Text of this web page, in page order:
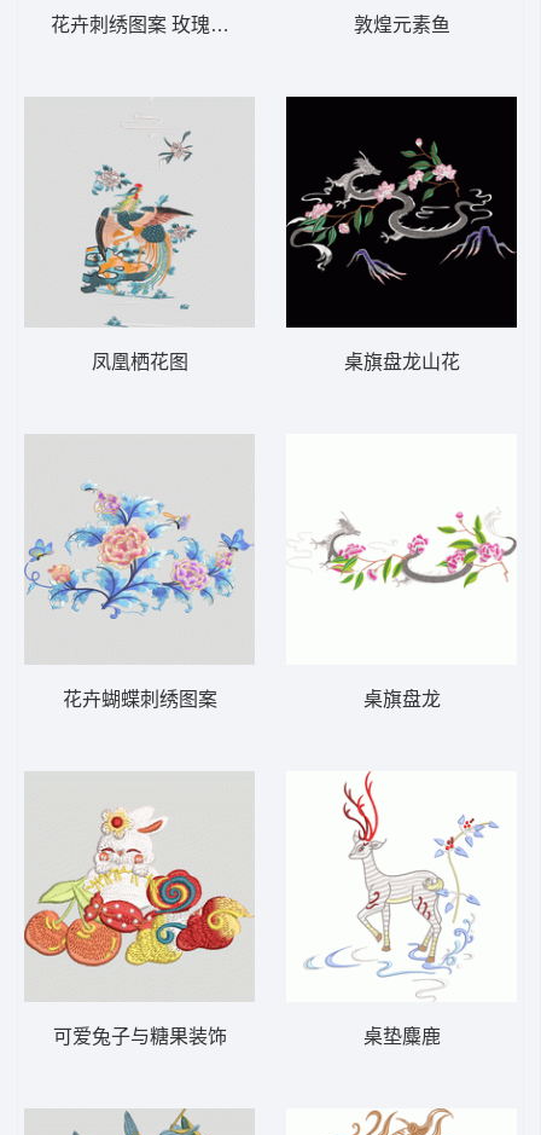
花卉刺绣图案 玫瑰靓花
凤凰栖花图
花卉蝴蝶刺绣图案
可爱兔子与糖果装饰
敦煌元素鱼
桌旗盘龙山花
桌旗盘龙
桌垫麋鹿